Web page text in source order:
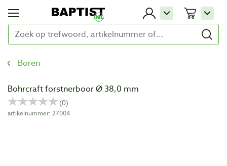
Boren
Bohrcraft forstnerboor Ø 38,0 mm
artikelnummer: 27004